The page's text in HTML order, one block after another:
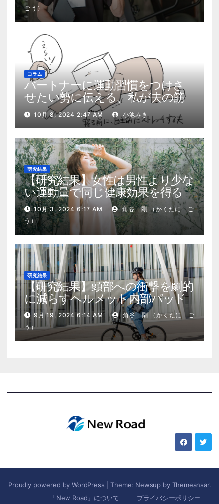
ごう）
コラム
パートナーに運動習慣をつけさ
せたい勢に伝える、私が夫の筋
肉量を2kg増やした5ステップ
10月 8, 2024 2:47 AM 小池みき
研究結果
【研究結果】女性は男性より少な
い運動量で同じ健康効果を得る
10月 3, 2024 6:17 AM
角谷 剛 （かくたに ご
う）
研究結果
【研究結果】頭部への衝撃を劇的
に減らすヘルメット内部パッド
9月 19, 2024 6:14 AM
角谷 剛 （かくたに ご
う）
Proudly powered by WordPress Theme: Newsup by Themeansar.
「New Road」について
プライバシーポリシー